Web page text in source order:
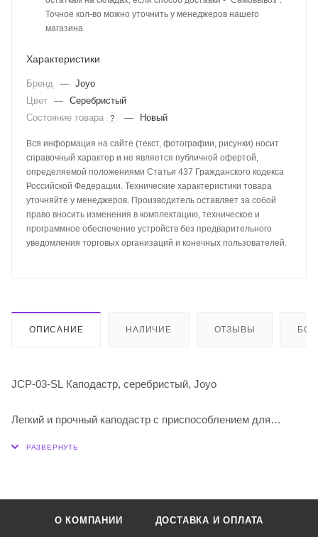
Точное кол-во можно уточнить у менеджеров нашего
магазина.
Характеристики
Бренд — Joyo
Цвет — Серебристый
Состояние товара
? — Новый
Вся информация на сайте (текст, фотографии, рисунки) носит
справочный характер и не является публичной офертой,
определяемой положениями Статьи 437 Гражданского кодекса
Российской Федерации. Технические характеристики товара
уточняйте у менеджеров. Производитель оставляет за собой
право вносить изменения в комплектацию, техническое и
программное обеспечение устройств без предварительного
уведомления торговых организаций и конечных пользователей.
ОПИСАНИЕ НАЛИЧИЕ ОТЗЫВЫ
JCP-03-SL Каподастр, серебристый, Joyo
Легкий и прочный каподастр с приспособлением для
О КОМПАНИИ ДОСТАВКА И ОПЛАТА